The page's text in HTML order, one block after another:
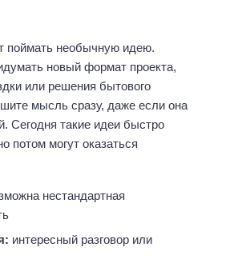
поймать необычную идею.
новый формат проекта,
или решения бытового
мысль сразу, даже если она
Сегодня такие идеи быстро
потом могут оказаться
нестандартная
интересный разговор или